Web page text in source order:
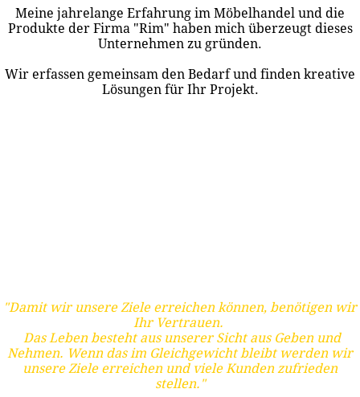
Meine jahrelange Erfahrung im Möbelhandel und die
Produkte der Firma "Rim" haben mich überzeugt dieses
Unternehmen zu gründen.
Wir erfassen gemeinsam den Bedarf und finden kreative
Lösungen für Ihr Projekt.
"Damit wir unsere Ziele erreichen können, benötigen wir
Ihr Vertrauen.
Das Leben besteht aus unserer Sicht aus Geben und
Nehmen. Wenn das im Gleichgewicht bleibt werden wir
unsere Ziele erreichen und viele Kunden zufrieden
stellen."